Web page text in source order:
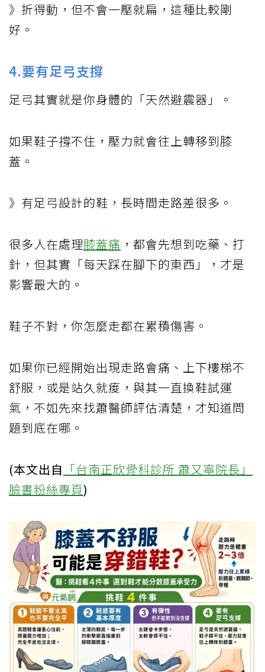
》折得動，但不會一壓就扁，這種比較剛
好。
4.要有足弓支撐
足弓其實就是你身體的「天然避震器」。
如果鞋子撐不住，壓力就會往上轉移到膝
蓋。
》有足弓設計的鞋，長時間走路差很多。
很多人在處理膝蓋痛 ，都會先想到吃藥、打
針，但其實「每天踩在腳下的東西」，才是
影響最大的。
鞋子不對，你怎麼走都在累積傷害。
如果你已經開始出現走路會痛、上下樓梯不
舒服，或是站久就痠，與其一直換鞋試運
氣，不如先來找蕭醫師評估清楚，才知道問
題到底在哪。
(本文出自 「台南正欣骨科診所 蕭又寧院長」
臉書粉絲專頁)